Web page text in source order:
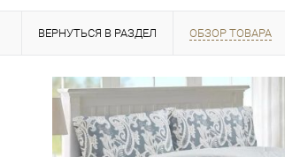
ВЕРНУТЬСЯ В РАЗДЕЛ ОБЗОР ТОВАРА